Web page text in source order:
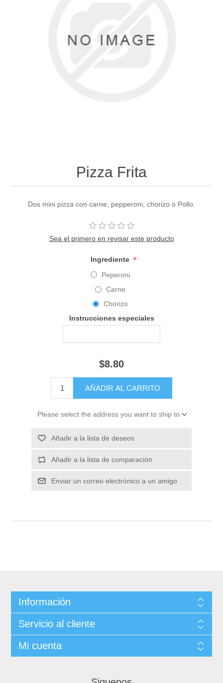
Pizza Frita
Dos mini pizza con carne, pepperoni, chorizo o Pollo.
Sea el primero en revisar este producto
Ingrediente *
Peperoni
Carne
Chorizo
Instrucciones especiales
$8.80
Please select the address you want to ship to
Información
Servicio al cliente
Mi cuenta